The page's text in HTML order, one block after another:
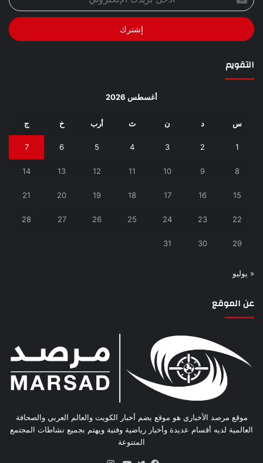
بريدك
الإلكتروني
التقويم
أغسطس 2026
س د ن ث أرب خ ج
1
2
3
4
5
6
7
8
9
10
11
12
13
14
15
16
17
18
19
20
21
22
23
24
25
26
27
28
29
30
31
« يوليو
عن الموقع
موقع مرصد الأخباري هو موقع يضم أخبار الكويت والعالم العربي والصحافة
العالمية لديه أقسام عديدة وأخبار رياضية وفنية ويهتم بجميع نشاطات المجتمع
المتنوعة